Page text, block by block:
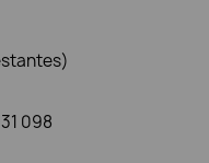
098